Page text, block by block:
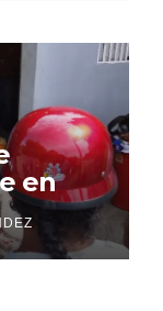
en